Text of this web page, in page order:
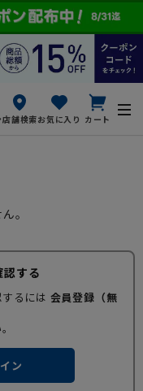
店舗検索お気に入り カート
。
認する
るには 会員登録（無
ン